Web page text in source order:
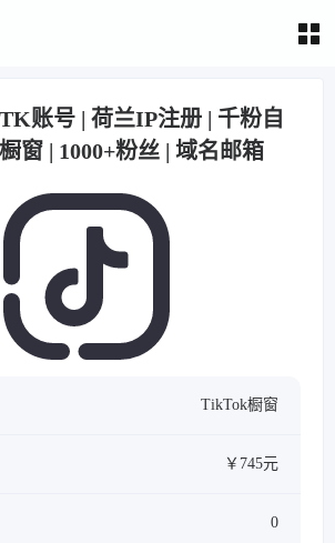
账号 | 荷兰IP注册 | 千粉自
窗 | 1000+粉丝 | 域名邮箱
TikTok橱窗
￥745元
0